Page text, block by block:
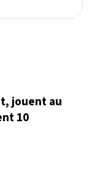
jouent au
10